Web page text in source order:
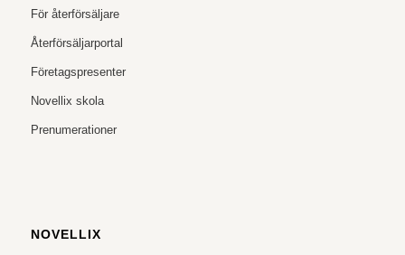
För återförsäljare
Återförsäljarportal
Företagspresenter
Novellix skola
Prenumerationer
NOVELLIX